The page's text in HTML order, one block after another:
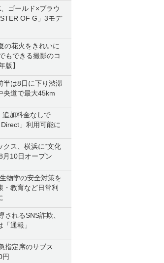
ゴールド×ブラウ
OF G」3モデ
の花火をきれいに
もできる撮影のコ
版】
半は8日に下り渋滞
道で最大45km
追加料金なしで
Direct」利用可能に
クス、横浜に“文化
月10日オープン
物学の安全対策を
教育など日常利
されるSNS詐欺、
通報」
指定席のサブス